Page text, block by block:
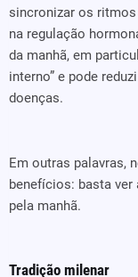
sincronizar os
na regulação
da manhã, em
interno” e pode
doenças.
Em outras palavras,
benefícios: basta ver
pela manhã.
Tradição milenar